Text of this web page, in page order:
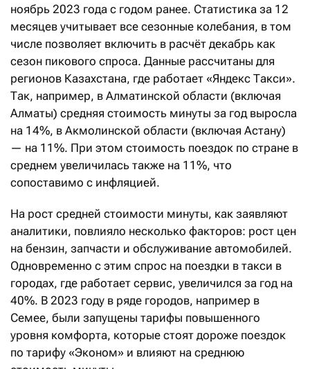
ноябрь 2023 года с годом ранее. Статистика за 12
месяцев учитывает все сезонные колебания, в том
числе позволяет включить в расчёт декабрь как
сезон пикового спроса. Данные рассчитаны для
регионов Казахстана, где работает «Яндекс Такси».
Так, например, в Алматинской области (включая
Алматы) средняя стоимость минуты за год выросла
на 14%, в Акмолинской области (включая Астану)
— на 11%. При этом стоимость поездок по стране в
среднем увеличилась также на 11%, что
сопоставимо с инфляцией.
На рост средней стоимости минуты, как заявляют
аналитики, повлияло несколько факторов: рост цен
на бензин, запчасти и обслуживание автомобилей.
Одновременно с этим спрос на поездки в такси в
городах, где работает сервис, увеличился за год на
40%. В 2023 году в ряде городов, например в
Семее, были запущены тарифы повышенного
уровня комфорта, которые стоят дороже поездок
по тарифу «Эконом» и влияют на среднюю